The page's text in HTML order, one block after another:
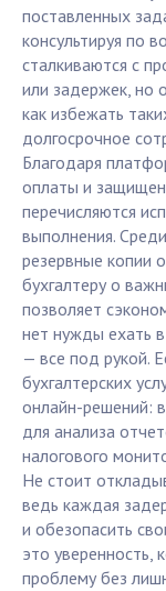
поставленных
консультируя по
сталкиваются с
или задержек, но
как избежать
долгосрочное
Благодаря
оплаты и
перечисляются
выполнения.
резервные копии
бухгалтеру о
позволяет
нет нужды ехать
— все под рукой.
бухгалтерских
онлайн-решений:
для анализа
налогового
Не стоит
ведь каждая
и обезопасить
это уверенность,
проблему без